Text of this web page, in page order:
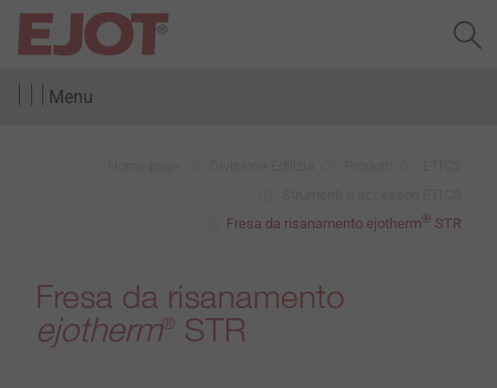
Menu
Fresa da risanamento ejotherm® STR
Fresa da risanamento
ejotherm® STR